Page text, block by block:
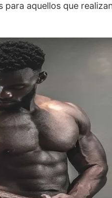
para aquellos que